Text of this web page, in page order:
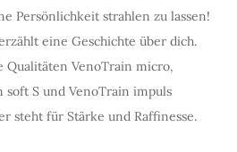
Persönlichkeit strahlen zu lassen!
eine Geschichte über dich.
Qualitäten VenoTrain micro,
soft S und VenoTrain impuls
steht für Stärke und Raffinesse.